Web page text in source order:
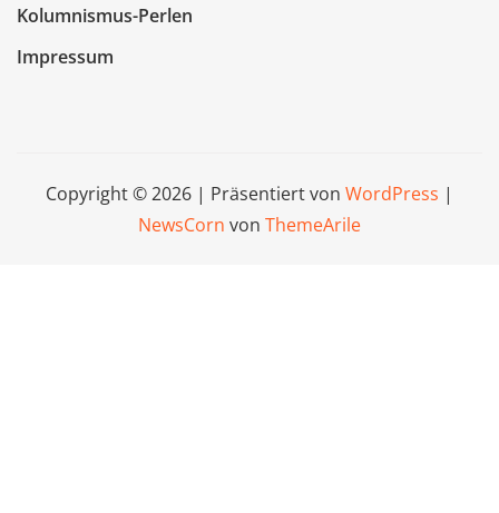
Kolumnismus-Perlen
Impressum
Copyright © 2026 | Präsentiert von WordPress |
NewsCorn von ThemeArile